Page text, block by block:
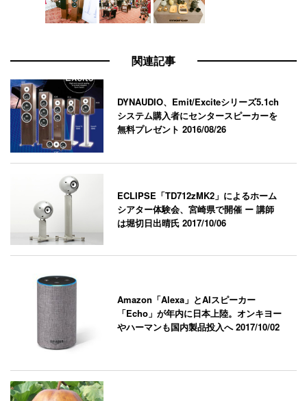
関連記事
DYNAUDIO、Emit/Exciteシリーズ5.1ch
システム購入者にセンタースピーカーを
無料プレゼント2016/08/26
ECLIPSE「TD712zMK2」によるホーム
シアター体験会、宮崎県で開催 ー 講師
は堀切日出晴氏2017/10/06
Amazon「Alexa」とAIスピーカー
「Echo」が年内に日本上陸。オンキヨー
やハーマンも国内製品投入へ2017/10/02